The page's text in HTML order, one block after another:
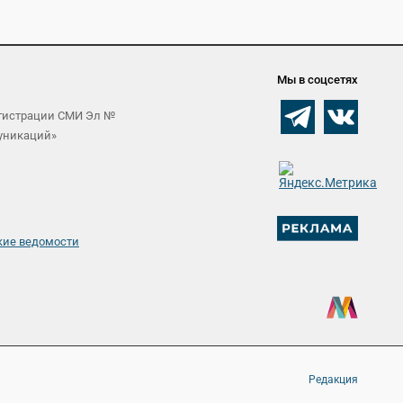
СМИ Эл №
ведомости
Мы в соцсетях
Редакция